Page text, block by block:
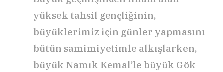
yüksek tahsil gençliğinin,
büyüklerimiz için günler yapmasını
bütün samimiyetimle alkışlarken,
büyük Namık Kemal’le büyük Gök